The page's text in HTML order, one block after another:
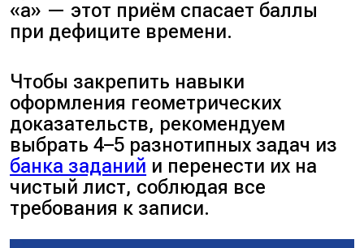
них опираются. Вырази угол
$POC$ через внешний угол
треугольника $BOC$. Равенство
этих выражений поможет
доказать утверждение.
«а» — этот приём спасает баллы
при дефиците времени.
Чтобы закрепить навыки
оформления геометрических
доказательств, рекомендуем
выбрать 4–5 разнотипных задач из
банка заданий и перенести их на
чистый лист, соблюдая все
требования к записи.